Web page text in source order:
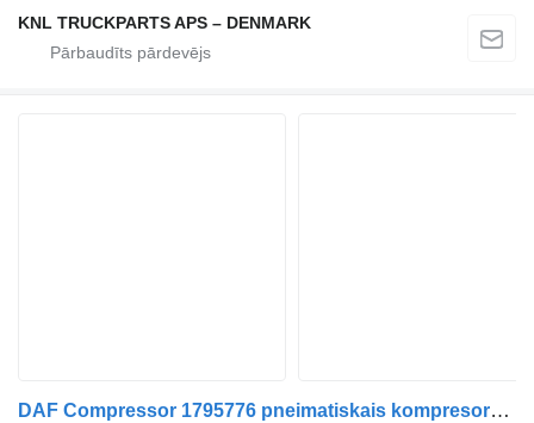
KNL TRUCKPARTS APS – DENMARK
DAF Compressor 1795776 pneimatiskais kompresors paredzēts DAF kravas automašīnas